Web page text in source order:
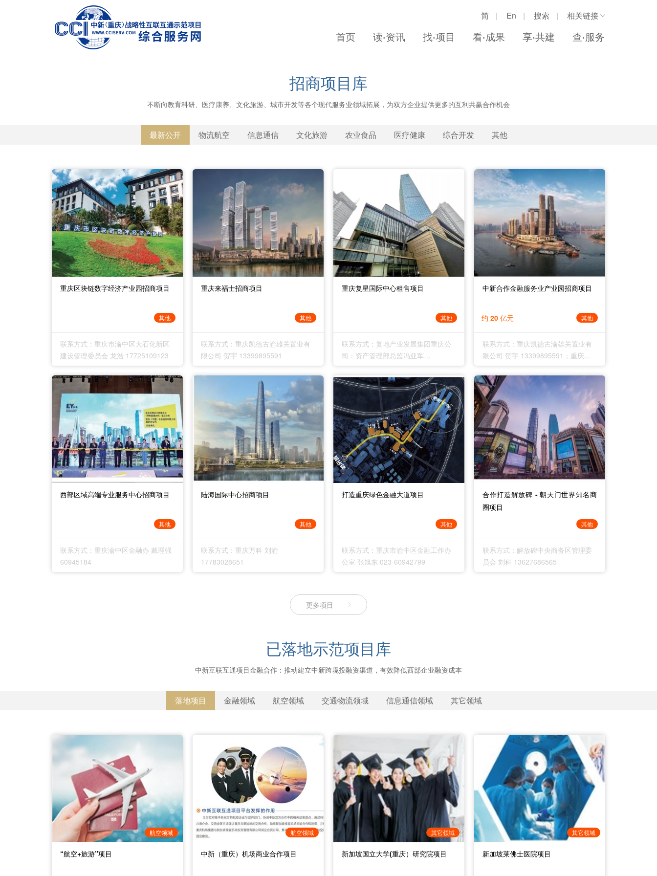
简 En 搜索
相关链接
中华人民共和国商务部
首页 读·资讯 找·项目 看·成果 享·共建 查·服务
招商项目库
不断向教育科研、医疗康养、文化旅游、城市开发等各个现代服务业领域拓展，为双方企业提供更多的互利共赢合作机会
最新公开 物流航空 信息通信 文化旅游 农业食品 医疗健康 综合开发 其他
重庆区块链数字经济产业园招商项目
其他
联系方式：重庆市渝中区大石化新区
建设管理委员会 龙浩 17725109123
重庆来福士招商项目
其他
联系方式：重庆凯德古渝雄关置业有
限公司 贺宇 13399895591
重庆复星国际中心租售项目
其他
联系方式：复地产业发展集团重庆公
司：资产管理部总监冯亚军
庆公司：资产管理部高级经理魏丹凌
18623585526
中新合作金融服务业产业园招商项目
约 20 亿元 其他
联系方式：重庆凯德古渝雄关置业有
限公司 贺宇 13399895591；重庆渝
15023695080
西部区域高端专业服务中心招商项目
其他
联系方式：重庆渝中区金融办 戴理强
60945184
陆海国际中心招商项目
其他
联系方式：重庆万科 刘渝
17783028651
打造重庆绿色金融大道项目
其他
联系方式：重庆市渝中区金融工作办
公室 张旭东 023-60942799
合作打造解放碑 - 朝天门世界知名商
圈项目
其他
联系方式：解放碑中央商务区管理委
员会 刘科 13627686565
更多项目
新加坡物流产业园项目
可进行股权合作
联系方式：沙坪坝区招商中心商贸物
流组余芳，联系电话：
18983152122。
果园港国家物流枢纽项目
约1亿元 物流航空
联系方式：张人予 15223377616
巴南区重庆公路物流基地招商引资项
目
预计5000万-3亿元
物流航空
联系人：彭源园， 电话：
18580192099
石刻文创园物流园项目
约 30 亿元人 物流航空
联系单位：大足石刻文创园，联系
人：段勇，联系电话：023-
43628555。
中新国际数据通道国际路演发布与产
业转化中心合作运营项目
1000万元人民币
联系方式：重庆市渝中区大石化新区
建设管理委员会 王舒妮 023-
63625780
三峡港湾数字产业（电竞）小镇项目
88.3 亿元 信息通信
联系方式：杨金川，13896287412
三峡大数据产业园项目
约 50 亿元 信息通信
联系方式：万州区大数据发展局综合
科傅科长 023-58366399
仙桃国际大数据谷项目
营收 230 亿元 信息通信
联系方式：仙桃数据谷产业发展部 秦
秋 13368054605，马语岑
13677618562
北碚区重庆国际文化旅游度假区国际
IP 主题乐园项目
300亿元人民币
联系方式：重庆海峡两岸农业发展有
限公司 产业促进部 王渝婉
13752889151 阳 午 17783456786
缙云山民宿聚落项目
5000 万元 文化旅游
联系方式：重庆北泉温泉开发有限公
司投资运营部副部长 华晓琦
15123243455
圣灯山康养农旅产业项目
100~150 亿元人民币 文化旅游
联系人：李女士，联系电话：
18983899190
石宝寨——三峡橘海农文旅项目
9973.8 万元 文化旅游
联系人：刘明文，联系电话：
13594828000。
成熟蜜生产和蜂蜜产品加工项目
联系方式：畜牧兽医科 尹华山 023-
59227471 规划与乡村产业发展科 胡
琴 023-59227616
中药材精深加工项目
约7亿元 农业食品
联系方式：石柱土家族自治县投资促
进中心 蒋珺 023-73398888
长寿区三科农商城项目
25 亿元 农业食品
联系方式：重庆三科农商城总经理 李
名泽 13320220084
航空休闲食品产业园项目
26000 万元 农业食品
联系方式：秀山工业园区管委会副主
任郑仁俊， 13512302505
云雨康养度假区建设项目
150000 万元
联系方式：向泽龙：17316769777。
青山湖康养中心项目
4500 万元 医疗健康
联系人：罗均其 18996032961
水土新城大地（国际）生命科学园项
目
约 20 亿元
医疗健康
联系方式：官恩同 13808343678
保税区医疗器械产业园项目
医疗健康
联系方式：江津综保区商业运营公司
副总经理 李可 17783888816
东湖片区综合开发项目
100 亿元
联系方式：弋松林（重庆市荣昌区新
区建设管委会），电话：
17783031195
寸滩国际新城保税经济区综合开发项
约100 亿元
综合开发
联系方式：重庆两路寸滩保税港区管
委会产业发展三部招商主管杨冈 023-
棕树湖片区项目
超过 100 亿元 综合开发
联系方式：璧山高新区工业发展促进
中心科技招商科科长 张祖豪 电话：
13627654333
菜园坝滨江城项目
约 400 亿元人民币 综合开发
联系方式：重庆渝中区住房城市建委
左培丁 18883258658
重庆区块链数字经济产业园招商项目
联系方式：重庆市渝中区大石化新区
建设管理委员会 龙浩 17725109123
重庆来福士招商项目
其他
联系方式：重庆凯德古渝雄关置业有
限公司 贺宇 13399895591
重庆复星国际中心租售项目
其他
联系方式：复地产业发展集团重庆公
司：资产管理部总监冯亚军
17783708977 ；复地产业发展集团重
庆公司：资产管理部高级经理魏丹凌
中新合作金融服务业产业园招商项目
约 20 亿元 其他
联系方式：重庆凯德古渝雄关置业有
限公司 贺宇 13399895591；重庆渝
中国有资产经营管理有限公司 向海涛
15023695080
已落地示范项目库
中新互联互通项目金融合作：推动建立中新跨境投融资渠道，有效降低西部企业融资成本
落地项目 金融领域 航空领域 交通物流领域 信息通信领域 其它领域
航空领域
“航空+旅游”项目
航空领域
中新（重庆）机场商业合作项目
其它领域
新加坡国立大学(重庆）研究院项目
其它领域
新加坡莱佛士医院项目